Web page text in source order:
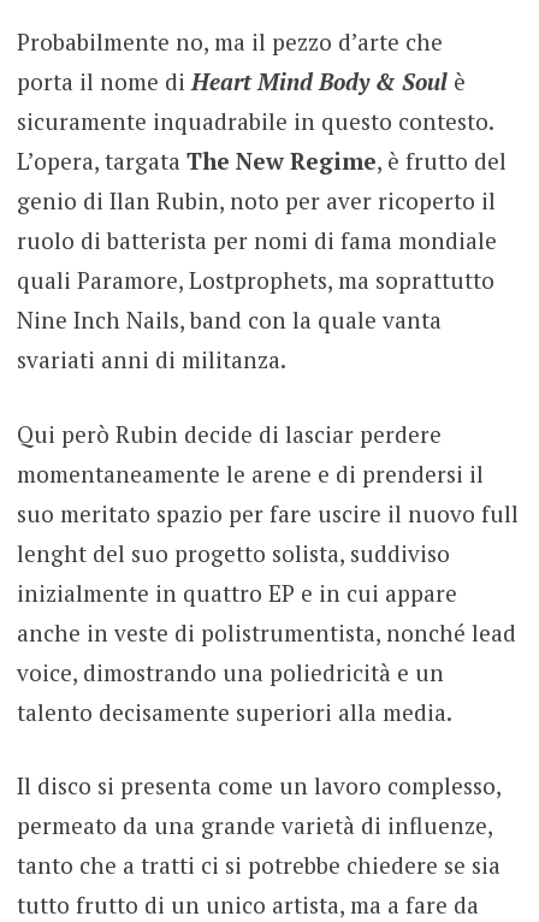
Probabilmente no, ma il pezzo d’arte che
porta il nome diHeart Mind Body & Soulè
sicuramente inquadrabile in questo contesto.
L’opera, targata The New Regime, è frutto del
genio di Ilan Rubin, noto per aver ricoperto il
ruolo di batterista per nomi di fama mondiale
quali Paramore, Lostprophets, ma soprattutto
Nine Inch Nails, band con la quale vanta
svariati anni di militanza.
Qui però Rubin decide di lasciar perdere
momentaneamente le arene e di prendersi il
suo meritato spazio per fare uscire il nuovo full
lenght del suo progetto solista, suddiviso
inizialmente in quattro EP e in cui appare
anche in veste di polistrumentista, nonché lead
voice, dimostrando una poliedricità e un
talento decisamente superiori alla media.
Il disco si presenta come un lavoro complesso,
permeato da una grande varietà di influenze,
tanto che a tratti ci si potrebbe chiedere se sia
tutto frutto di un unico artista, ma a fare da